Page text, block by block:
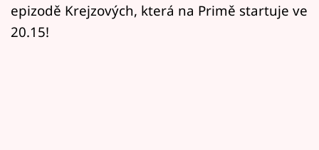
epizodě Krejzových, která na Primě startuje ve
20.15!